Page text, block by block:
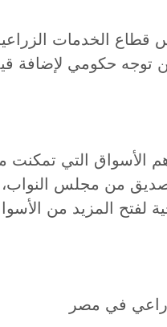
قطاع الخدمات الزراعية
الأسواق التي تمكنت
من مجلس النواب،
في مصر